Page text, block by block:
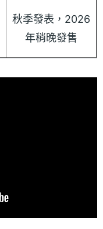
秋季發表，2026
年稍晚發售